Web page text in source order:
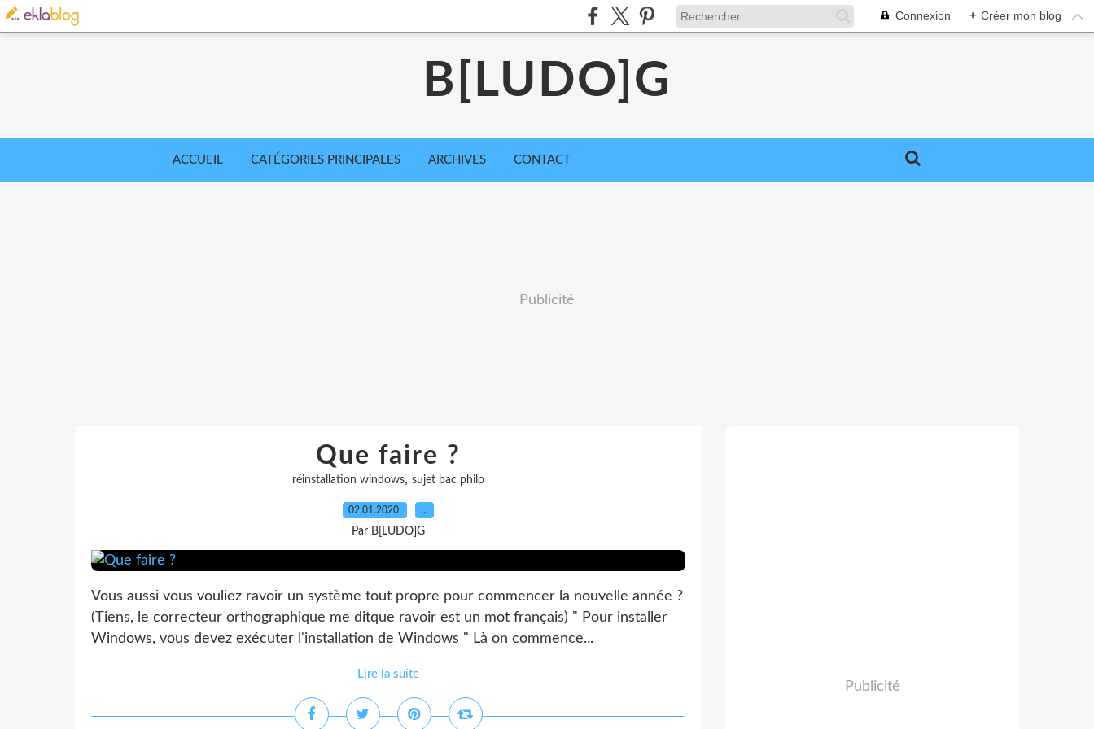
Connexion + Créer mon blog
B[LUDO]G
ACCUEIL CATÉGORIES PRINCIPALES ARCHIVES CONTACT
Publicité
Que faire ?
réinstallation windows, sujet bac philo
02.01.2020 …
Par B[LUDO]G
Vous aussi vous vouliez ravoir un système tout propre pour commencer la nouvelle année ?
(Tiens, le correcteur orthographique me ditque ravoir est un mot français) " Pour installer
Windows, vous devez exécuter l'installation de Windows " Là on commence...
Lire la suite
Publicité